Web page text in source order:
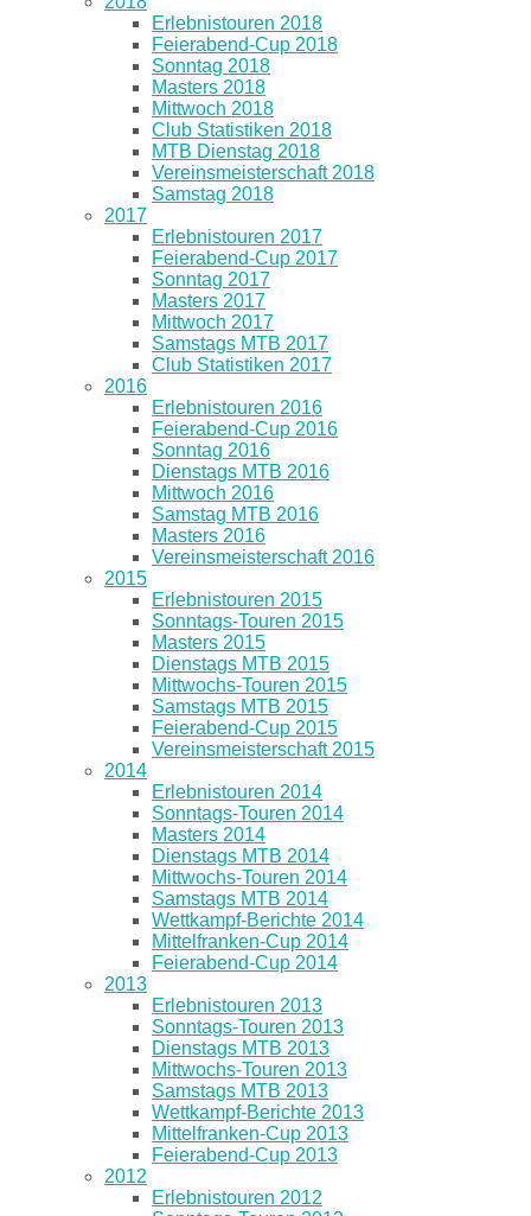
Erlebnistouren 2018
Feierabend-Cup 2018
Sonntag 2018
Masters 2018
Mittwoch 2018
Club Statistiken 2018
MTB Dienstag 2018
Vereinsmeisterschaft 2018
Samstag 2018
2017
Erlebnistouren 2017
Feierabend-Cup 2017
Sonntag 2017
Masters 2017
Mittwoch 2017
Samstags MTB 2017
Club Statistiken 2017
2016
Erlebnistouren 2016
Feierabend-Cup 2016
Sonntag 2016
Dienstags MTB 2016
Mittwoch 2016
Samstag MTB 2016
Masters 2016
Vereinsmeisterschaft 2016
2015
Erlebnistouren 2015
Sonntags-Touren 2015
Masters 2015
Dienstags MTB 2015
Mittwochs-Touren 2015
Samstags MTB 2015
Feierabend-Cup 2015
Vereinsmeisterschaft 2015
2014
Erlebnistouren 2014
Sonntags-Touren 2014
Masters 2014
Dienstags MTB 2014
Mittwochs-Touren 2014
Samstags MTB 2014
Wettkampf-Berichte 2014
Mittelfranken-Cup 2014
Feierabend-Cup 2014
2013
Erlebnistouren 2013
Sonntags-Touren 2013
Dienstags MTB 2013
Mittwochs-Touren 2013
Samstags MTB 2013
Wettkampf-Berichte 2013
Mittelfranken-Cup 2013
Feierabend-Cup 2013
2012
Erlebnistouren 2012